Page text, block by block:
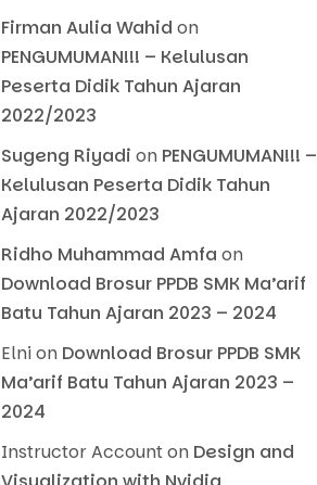
Firman Aulia Wahid on
PENGUMUMAN!!! – Kelulusan
Peserta Didik Tahun Ajaran
2022/2023
Sugeng Riyadi on PENGUMUMAN!!! –
Kelulusan Peserta Didik Tahun
Ajaran 2022/2023
Ridho Muhammad Amfa on
Download Brosur PPDB SMK Ma’arif
Batu Tahun Ajaran 2023 – 2024
Elnion Download Brosur PPDB SMK
Ma’arif Batu Tahun Ajaran 2023 –
2024
Instructor Accounton Design and